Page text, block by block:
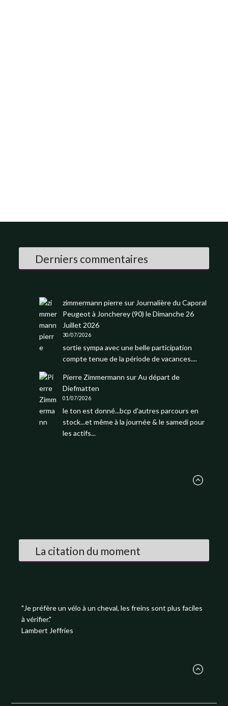
Derniers commentaires
zimmermann pierresur Journalière du Caporal
Peugeot à Joncherey (90) le Dimanche 26
Juillet 2026
30/07/2026
sortie sympa avec une belle participation
compte tenue de la période de vacances....
Pierre Zimmermann surAu départ de
Diefmatten
01/07/2026
le ton est donné...bcp d'autres parcours en
stock...et même à la journée & le samedi pour
les actifs...
La citation du moment
"Je préfère un vélo à un cheval, les freins sont plus faciles
à vérifier."
Lambert Jeffries